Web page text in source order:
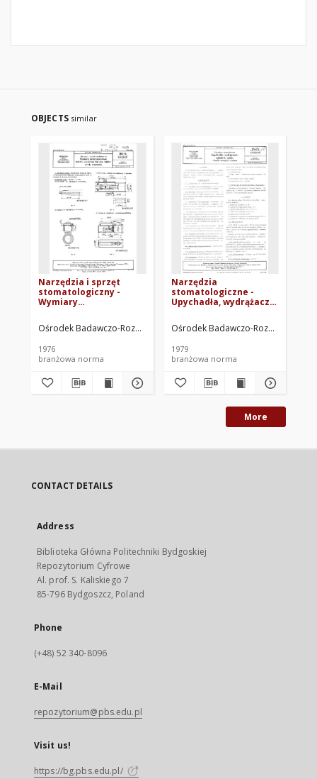
OBJECTS similar
Narzędzia i sprzęt
stomatologiczny -
Wymiary
prostnica, kątnica,
rękaw, silnik, wiertarka
Ośrodek Badawczo-Rozwojowy Techniki Medycznej. Oprac.
1976
branżowa norma
Narzędzia
stomatologiczne -
Upychadła, wydrążacze,
Wspólne wymagania i
badania BN-79/5923-05
Ośrodek Badawczo-Rozwojowy
1979
branżowa norma
More
CONTACT DETAILS
Address
Biblioteka Główna Politechniki Bydgoskiej
Repozytorium Cyfrowe
Al. prof. S. Kaliskiego 7
85-796 Bydgoszcz, Poland
Phone
(+48) 52 340-8096
E-Mail
repozytorium@pbs.edu.pl
Visit us!
https://bg.pbs.edu.pl/